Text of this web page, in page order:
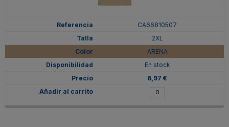
CA66810507
2XL
ARENA
En stock
6,97 €